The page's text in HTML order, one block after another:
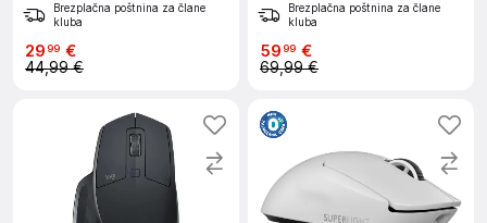
Brezplačna poštnina za člane
kluba
2999 €
44,99 €
Brezplačna poštnina za člane
kluba
5999 €
69,99 €